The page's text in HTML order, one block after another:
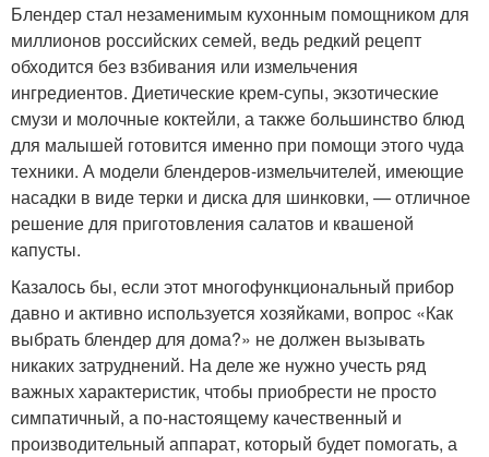
Блендер стал незаменимым кухонным помощником для
миллионов российских семей, ведь редкий рецепт
обходится без взбивания или измельчения
ингредиентов. Диетические крем-супы, экзотические
смузи и молочные коктейли, а также большинство блюд
для малышей готовится именно при помощи этого чуда
техники. А модели блендеров-измельчителей, имеющие
насадки в виде терки и диска для шинковки, — отличное
решение для приготовления салатов и квашеной
капусты.
Казалось бы, если этот многофункциональный прибор
давно и активно используется хозяйками, вопрос «Как
выбрать блендер для дома?» не должен вызывать
никаких затруднений. На деле же нужно учесть ряд
важных характеристик, чтобы приобрести не просто
симпатичный, а по-настоящему качественный и
производительный аппарат, который будет помогать, а